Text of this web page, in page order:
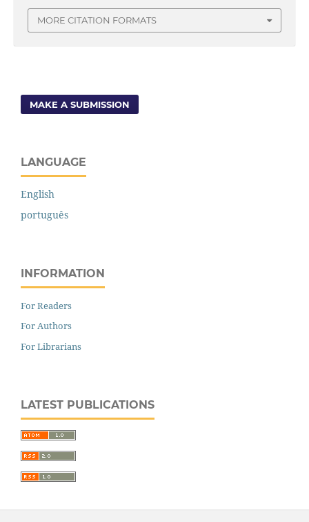
MORE CITATION FORMATS
MAKE A SUBMISSION
LANGUAGE
English
português
INFORMATION
For Readers
For Authors
For Librarians
LATEST PUBLICATIONS